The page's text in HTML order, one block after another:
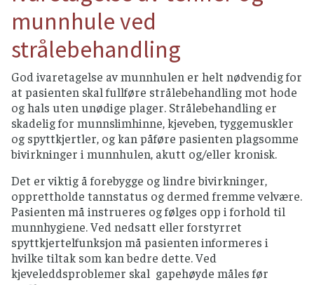
munnhule ved
strålebehandling
God ivaretagelse av munnhulen er helt nødvendig for
at pasienten skal fullføre strålebehandling mot hode
og hals uten unødige plager. Strålebehandling er
skadelig for munnslimhinne, kjeveben, tyggemuskler
og spyttkjertler, og kan påføre pasienten plagsomme
bivirkninger i munnhulen, akutt og/eller kronisk.
Det er viktig å forebygge og lindre bivirkninger,
opprettholde tannstatus og dermed fremme velvære.
Pasienten må instrueres og følges opp i forhold til
munnhygiene. Ved nedsatt eller forstyrret
spyttkjertelfunksjon må pasienten informeres i
hvilke tiltak som kan bedre dette. Ved
kjeveleddsproblemer skal gapehøyde måles før